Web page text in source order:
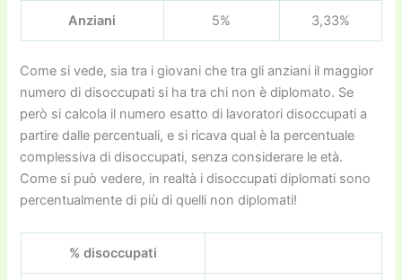
Anziani 5% 3,33%
Come si vede, sia tra i giovani che tra gli anziani il maggior
numero di disoccupati si ha tra chi non è diplomato. Se
però si calcola il numero esatto di lavoratori disoccupati a
partire dalle percentuali, e si ricava qual è la percentuale
complessiva di disoccupati, senza considerare le età.
Come si può vedere, in realtà i disoccupati diplomati sono
percentualmente di più di quelli non diplomati!
% disoccupati